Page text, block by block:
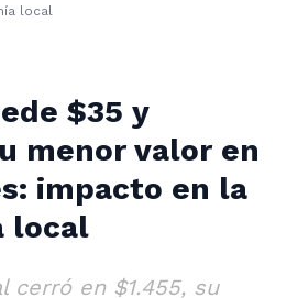
local
$35 y
menor valor en
impacto en la
local
cerró en $1.455, su